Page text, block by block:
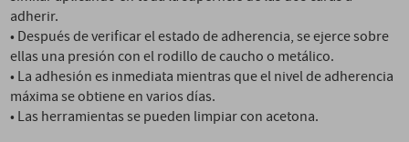
adherir.
• Después de verificar el estado de adherencia, se ejerce sobre
ellas una presión con el rodillo de caucho o metálico.
• La adhesión es inmediata mientras que el nivel de adherencia
máxima se obtiene en varios días.
• Las herramientas se pueden limpiar con acetona.